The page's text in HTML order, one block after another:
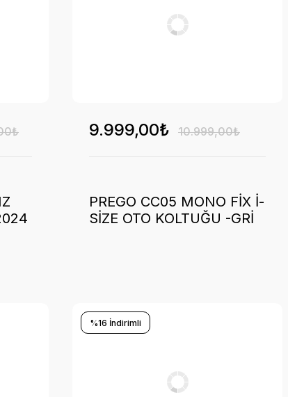
9.999,00₺ 10.999,00₺
PREGO CC05 MONO FİX İ-
SİZE OTO KOLTUĞU -GRİ
%16 İndirimli